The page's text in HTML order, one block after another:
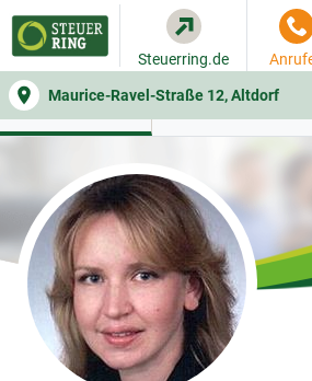
Maurice-Ravel-Straße 12, Altdorf
Steuerring.de
WER SIE BERÄT BEITRAGSRECHNER